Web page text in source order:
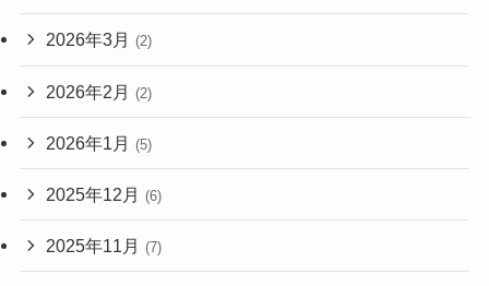
2026年3月 (2)
2026年2月 (2)
2026年1月 (5)
2025年12月 (6)
2025年11月 (7)